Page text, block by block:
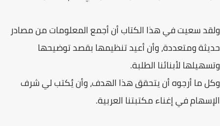
ولقد سعيت في هذا الكتاب أن أجمع المعلومات من مصادر
حديثة ومتعددة، وأن أعيد تنظيمها بقصد توضيحها
وتسهيلها لأبنائنا الطلبة.
وكل ما أرجوه أن يتحقق هذا الهدف، وأن يُكتب لي شرف
الإسهام في إغناء مكتبتنا العربية.